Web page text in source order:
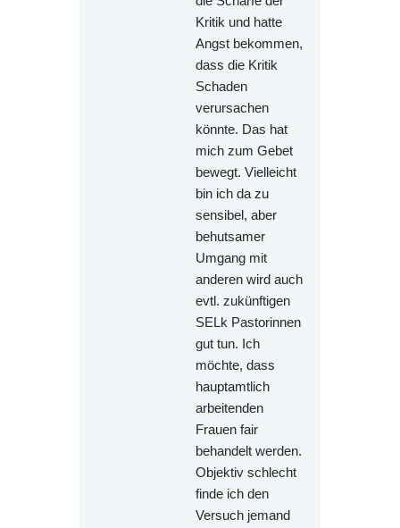
Kritik und hatte
Angst bekommen,
dass die Kritik
Schaden
verursachen
könnte. Das hat
mich zum Gebet
bewegt. Vielleicht
bin ich da zu
sensibel, aber
behutsamer
Umgang mit
anderen wird auch
evtl. zukünftigen
SELk Pastorinnen
gut tun. Ich
möchte, dass
hauptamtlich
arbeitenden
Frauen fair
behandelt werden.
Objektiv schlecht
finde ich den
Versuch jemand